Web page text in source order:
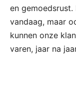
en
vandaag, maar
kunnen onze
varen, jaar na